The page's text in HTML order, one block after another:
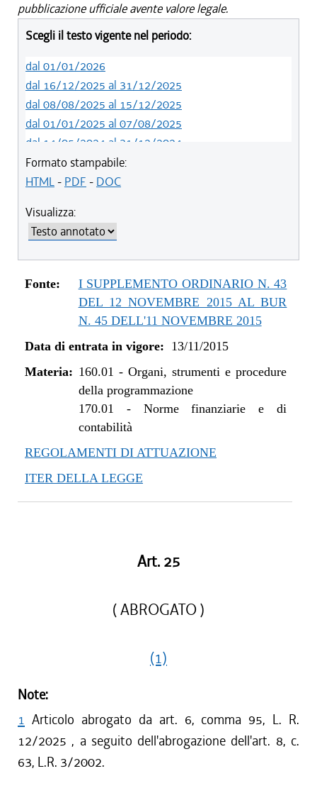
pubblicazione ufficiale avente valore legale.
Scegli il testo vigente nel periodo:
dal 01/01/2026
dal 16/12/2025 al 31/12/2025
dal 08/08/2025 al 15/12/2025
dal 01/01/2025 al 07/08/2025
dal 14/05/2024 al 31/12/2024
dal 01/01/2024 al 13/05/2024
dal 01/01/2020 al 31/12/2023
dal 10/08/2019 al 18/12/2019
dal 01/01/2019 al 09/08/2019
dal 08/11/2018 al 31/12/2018
dal 29/03/2018 al 07/11/2018
dal 10/08/2017 al 28/03/2018
dal 01/06/2017 al 09/08/2017
dal 13/08/2016 al 08/01/2017
dal 13/01/2016 al 12/08/2016
dal 13/11/2015 al 12/01/2016
Formato stampabile:
HTML- PDF - DOC
Visualizza:
Fonte:
I SUPPLEMENTO ORDINARIO N. 43
DEL 12 NOVEMBRE 2015 AL BUR
N. 45 DELL'11 NOVEMBRE 2015
Data di entrata in vigore: 13/11/2015
Materia: 160.01 - Organi, strumenti e procedure
della programmazione
170.01 - Norme finanziarie e di
contabilità
REGOLAMENTI DI ATTUAZIONE
ITER DELLA LEGGE
Art. 25
( ABROGATO )
(1)
Note:
1 Articolo abrogato da art. 6, comma 95, L. R.
12/2025 , a seguito dell'abrogazione dell'art. 8, c.
63, L.R. 3/2002.